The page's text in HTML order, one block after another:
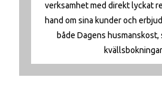
verksamhet med direkt lyckat
hand om sina kunder och
både Dagens husmanskost,